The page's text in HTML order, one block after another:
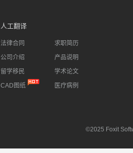
人工翻译
法律合同
公司介绍
留学移民
CAD图纸
求职简历
产品说明
学术论文
医疗病例
©2025 Foxit